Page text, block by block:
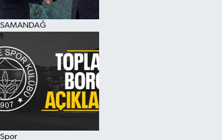
SAMANDAĞ
Spor